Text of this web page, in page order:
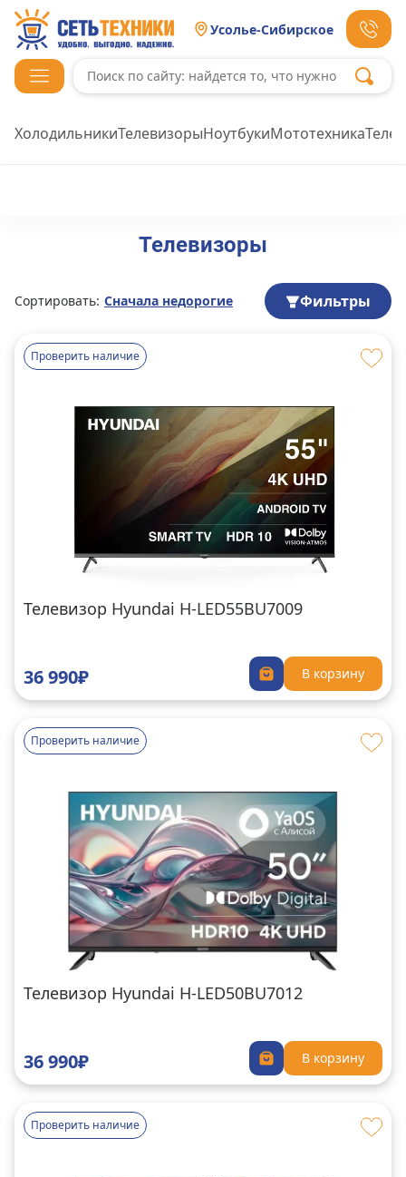
Усолье-Сибирское
ХолодильникиТелевизорыНоутбукиМототехника
Телевизоры
Сортировать: Сначала недорогие Фильтры
Проверить наличие
Телевизор Hyundai H-LED55BU7009
36 990₽ В корзину
Проверить наличие
Телевизор Hyundai H-LED50BU7012
36 990₽ В корзину
Проверить наличие